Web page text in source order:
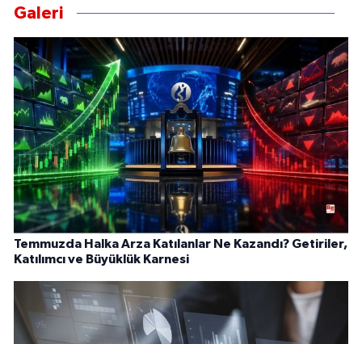
Galeri
Temmuzda Halka Arza Katılanlar Ne Kazandı? Getiriler,
Katılımcı ve Büyüklük Karnesi